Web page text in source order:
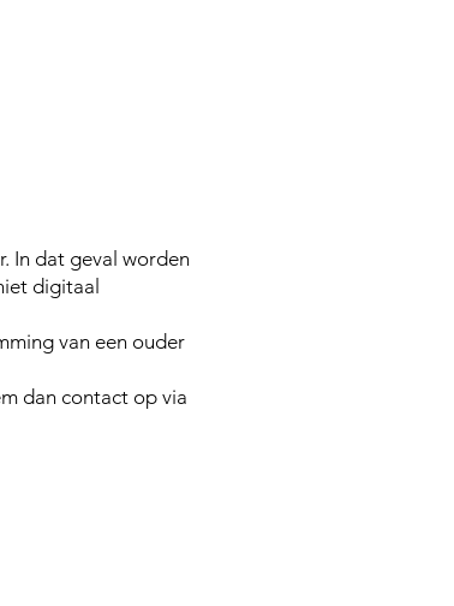
In dat geval worden
digitaal
van een ouder
dan contact op via